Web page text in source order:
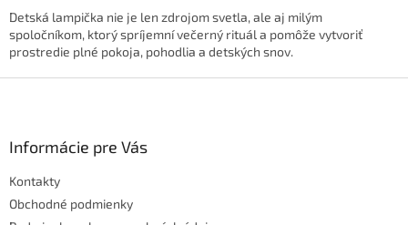
Detská lampička nie je len zdrojom svetla, ale aj milým
spoločníkom, ktorý spríjemní večerný rituál a pomôže vytvoriť
prostredie plné pokoja, pohodlia a detských snov.
Informácie pre Vás
Kontakty
Obchodné podmienky